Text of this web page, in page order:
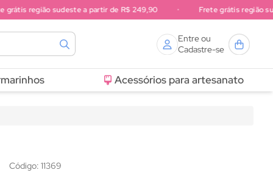
região sudeste a partir de R$ 249,90 Frete grátis região sul a
Entre ou
Cadastre-se
Acessórios para artesanato
Código: 11369